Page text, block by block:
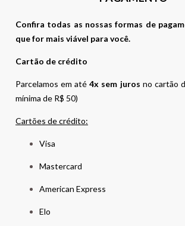
Confira todas as nossas formas de
que for mais viável para você.
Cartão de crédito
Parcelamos em até4x sem juros no cartão
mínima de R$ 50)
Cartões de crédito:
Visa
Mastercard
American Express
Elo